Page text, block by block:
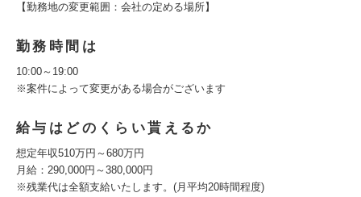
【勤務地の変更範囲：会社の定める場所】
勤務時間は
10:00～19:00
※案件によって変更がある場合がございます
給与はどのくらい貰えるか
想定年収510万円～680万円
月給：290,000円～380,000円
※残業代は全額支給いたします。(月平均20時間程度)